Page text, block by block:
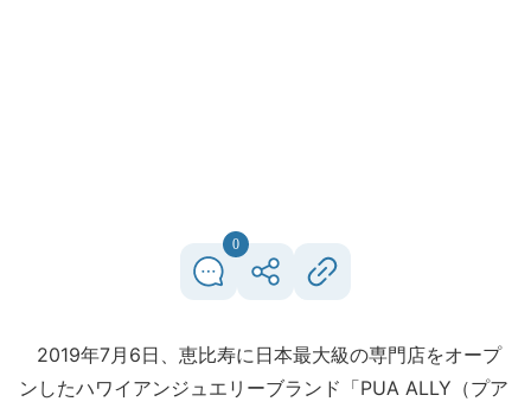
0
2019年7月6日、恵比寿に日本最大級の専門店をオープ
ンしたハワイアンジュエリーブランド「PUA ALLY（プア